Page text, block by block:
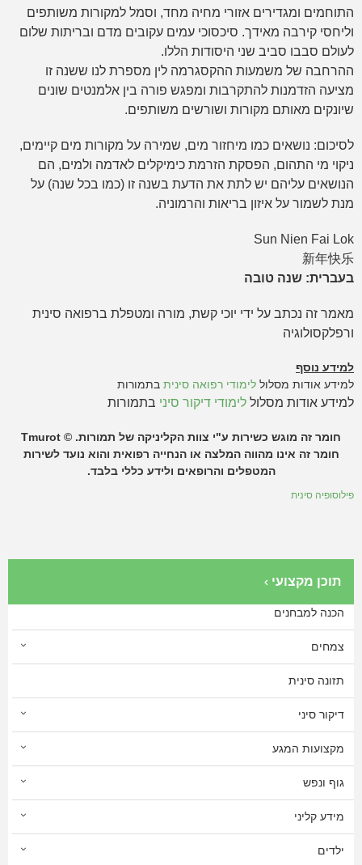
התוחמים ומגדירים אזורי מחיה מחד, וסמל למקורות משותפים
וליחסי קירבה מאידך. סיכסוכי עמים עקובים מדם ובריתות שלום
לעולם סבבו סביב שני היסודות הללו.
ההרחבה של משמעות ההקסגרמה לין מספרת לנו ששנה זו
מציעה הזדמנות להתקרבות ומפגש פורה בין אלמנטים שונים
שיונקים מאותם מקורות ושורשים משותפים.
לסיכום: נושאים כמו מיחזור מים, שמירה על מקורות מים קיימים,
ניקוי מי התהום, הפסקת הזרמת כימיקלים לאדמה ולמים, הם
הנושאים עליהם יש לתת את הדעת בשנה זו (כמו בכל שנה) על
מנת לשמור על איזון בריאות והרמוניה.
Sun Nien Fai Lok
新年快乐
בעברית: שנה טובה
מאמר זה נכתב על ידי יוכי קשת, מורה ומטפלת ברפואה סינית
ורפלקסולוגיה
למידע נוסף
למידע אודות מסלול לימודי רפואה סינית בתמורות
למידע אודות מסלול לימודי דיקור סיני בתמורות
חומר זה מוגש כשירות ע"י צוות הקליניקה של תמורות. © Tmurot
חומר זה אינו מהווה המלצה או הנחייה רפואית והוא נועד לשירות
המטפלים והרופאים ולידע כללי בלבד.
פילוסופיה סינית
תוכן מקצועי
הכנה למבחנים
צמחים
תזונה סינית
דיקור סיני
מקצועות המגע
גוף ונפש
מידע קליני
ילדים